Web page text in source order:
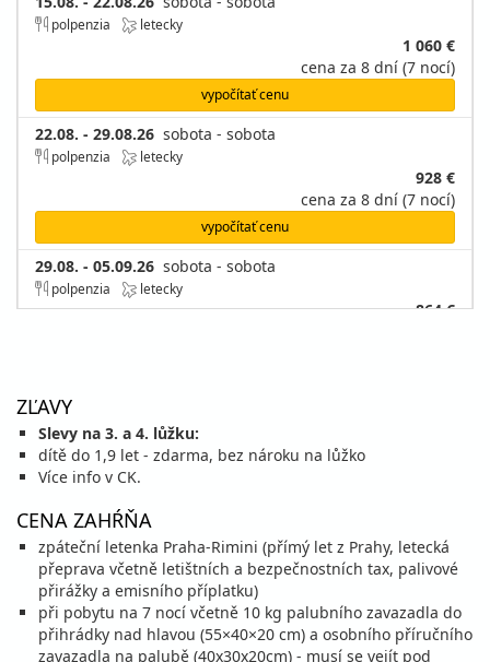
polpenzia letecky
1 060 €
cena za 8 dní (7 nocí)
vypočítať cenu
22.08. - 29.08.26 sobota - sobota
polpenzia letecky
928 €
cena za 8 dní (7 nocí)
vypočítať cenu
29.08. - 05.09.26 sobota - sobota
polpenzia letecky
864 €
september 2026
05.09. - 12.09.26 sobota - sobota
polpenzia letecky
vypočítať cenu
12.09. - 15.09.26 sobota - utorok
polpenzia letecky
508 €
cena za 4 dni (3 noci)
ZĽAVY
Slevy na 3. a 4. lůžku:
dítě do 1,9 let - zdarma, bez nároku na lůžko
Více info v CK.
CENA ZAHŔŇA
zpáteční letenka Praha-Rimini (přímý let z Prahy, letecká
přeprava včetně letištních a bezpečnostních tax, palivové
přirážky a emisního příplatku)
při pobytu na 7 nocí včetně 10 kg palubního zavazadla do
přihrádky nad hlavou (55×40×20 cm) a osobního příručního
zavazadla na palubě (40x30x20cm) - musí se vejít pod